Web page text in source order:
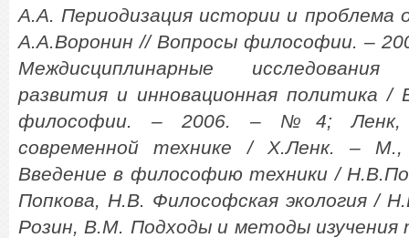
А.А. Периодизация истории и проблема
А.А.Воронин // Вопросы философии. –
Междисциплинарные исследования
развития и инновационная политика /
философии. – 2006. – №4; Ленк,
современной технике / Х.Ленк. –
Введение в философию техники /
Попкова, Н.В. Философская экология /
Розин, В.М. Подходы и методы изучения